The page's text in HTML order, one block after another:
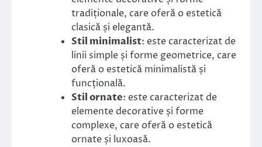
tradiționale, care oferă o estetică
clasică și elegantă.
Stil minimalist: este caracterizat de
linii simple și forme geometrice, care
oferă o estetică minimalistă și
funcțională.
Stil ornate: este caracterizat de
elemente decorative și forme
complexe, care oferă o estetică
ornate și luxoasă.